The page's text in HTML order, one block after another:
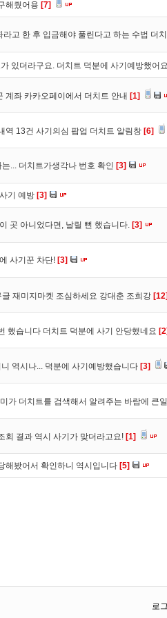
해줬어용 [7]
라고 한 후 입금해야 풀린다고 하는 수법 더
있더라구요. 더치트 덕분에 사기예방했어요
계좌 카카오페이에서 더치트 안내 [1]
역 13건 사기의심 팝업 더치트 알림창 [6]
... 더치트가생각나 번호 확인 [3]
기 예방 [3]
곳 아니었다면, 날릴 뻔 했습니다. [3]
사기꾼 차단! [3]
재미지마켓 조심하세요 강대춘 조희강 [12]
했습니다 더치트 덕분에 사기 안당했네요 [2]
역시나... 덕분에 사기예방했습니다 [3]
가 더치트를 검색해서 알려주는 바람에 큰
회 결과 역시 사기가 맞더라고요! [1]
해봤어서 확인하니 역시입니다 [5]
로